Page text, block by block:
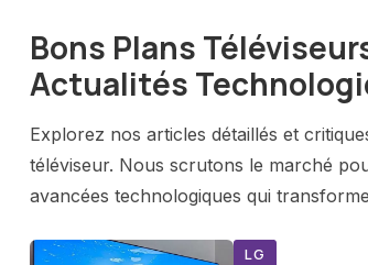
Bons Plans
Actualités
Explorez nos articles détaillés et
téléviseur. Nous scrutons le marché
avancées technologiques qui
LG